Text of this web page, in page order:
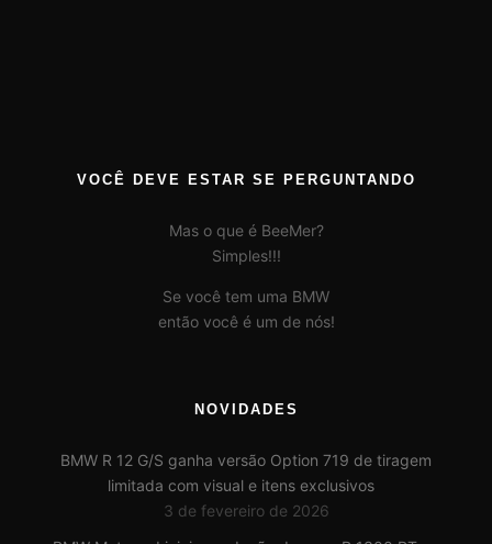
VOCÊ DEVE ESTAR SE PERGUNTANDO
Mas o que é BeeMer?
Simples!!!
Se você tem uma BMW
então você é um de nós!
NOVIDADES
BMW R 12 G/S ganha versão Option 719 de tiragem
limitada com visual e itens exclusivos
3 de fevereiro de 2026